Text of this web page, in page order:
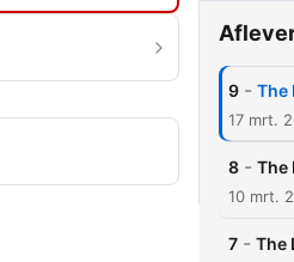
9 - The
17 mrt.
8 - The
10 mrt.
7 - The